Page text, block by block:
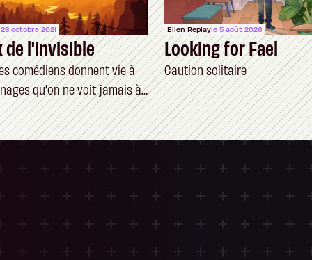
octobre 2021
de l'invisible
comédiens donnent vie à
qu'on ne voit jamais à
Ellen Replayle 5 août 2026
Looking for Fael
Caution solitaire